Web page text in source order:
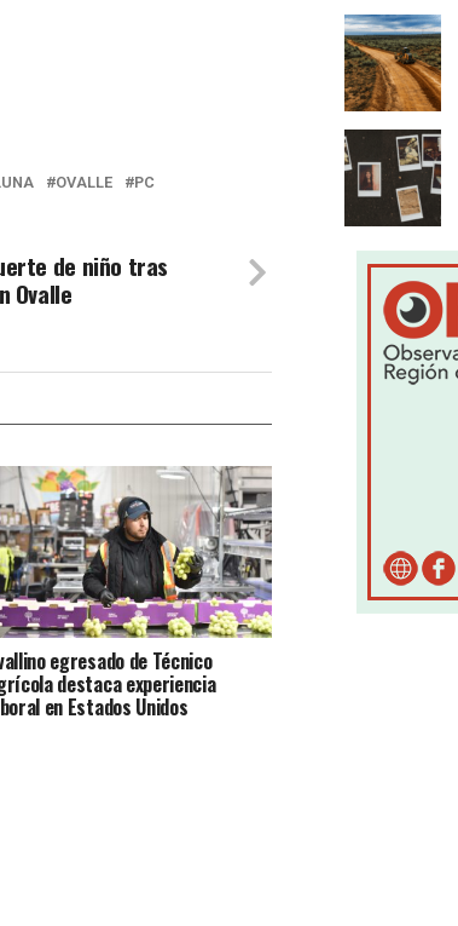
OVALLE PC
de niño tras
Ovalle
egresado de Técnico
destaca experiencia
en Estados Unidos